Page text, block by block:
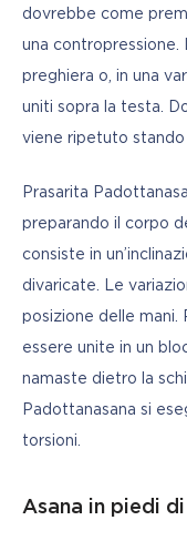
dovrebbe come
una contropressione.
preghiera o, in una
uniti sopra la testa.
viene ripetuto stando
Prasarita
preparando il corpo
consiste in
divaricate. Le
posizione delle mani.
essere unite in un
namaste dietro la
Padottanasana si
torsioni.
Asana in piedi